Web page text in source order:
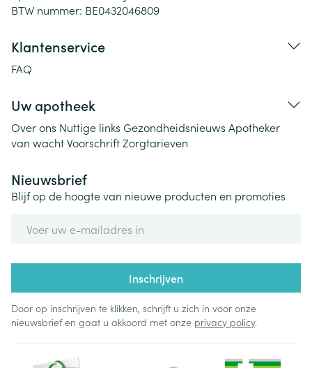
BTW nummer: BE0432046809
Klantenservice
FAQ
Uw apotheek
Over ons Nuttige links Gezondheidsnieuws Apotheker
van wachtVoorschriftZorgtarieven
Nieuwsbrief
Blijf op de hoogte van nieuwe producten en promoties
Inschrijven
Door op inschrijven te klikken, schrijft u zich in voor onze
nieuwsbrief en gaat u akkoord met onze privacy policy.